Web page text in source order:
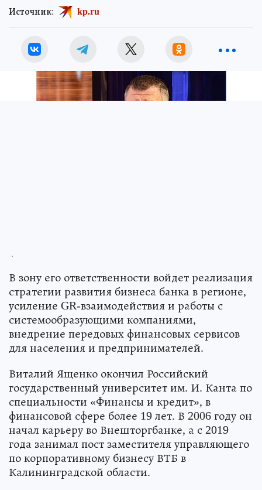
Источник: kp.ru
.
В зону его ответственности войдет реализация
стратегии развития бизнеса банка в регионе,
усиление GR-взаимодействия и работы с
системообразующими компаниями,
внедрение передовых финансовых сервисов
для населения и предпринимателей.
Виталий Ященко окончил Российский
государственный университет им. И. Канта по
специальности «Финансы и кредит», в
финансовой сфере более 19 лет. В 2006 году он
начал карьеру во Внешторгбанке, а с 2019
года занимал пост заместителя управляющего
по корпоративному бизнесу ВТБ в
Калининградской области.